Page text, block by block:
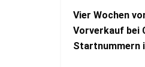
Vier Wochen
Vorverkauf bei
Startnummern